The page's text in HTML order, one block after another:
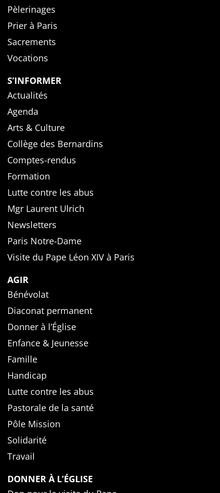
Pèlerinages
Prier à Paris
Sacrements
Vocations
S’INFORMER
Actualités
Agenda
Arts & Culture
Collège des Bernardins
Comptes-rendus
Formation
Lutte contre les abus
Mgr Laurent Ulrich
Newsletters
Paris Notre-Dame
Visite du Pape Léon XIV à Paris
AGIR
Bénévolat
Diaconat permanent
Donner à l’Église
Enfance & Jeunesse
Famille
Handicap
Lutte contre les abus
Pastorale de la santé
Pôle Mission
Solidarité
Travail
DONNER À L’ÉGLISE